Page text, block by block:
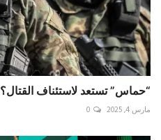
“حماس” تستعد لاستئناف القتال؟
مارس 4, 2025 0